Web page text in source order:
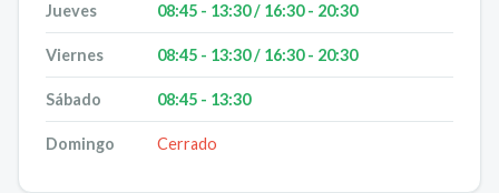
Jueves 08:45 - 13:30 / 16:30 - 20:30
Viernes 08:45 - 13:30 / 16:30 - 20:30
Sábado 08:45 - 13:30
Domingo Cerrado